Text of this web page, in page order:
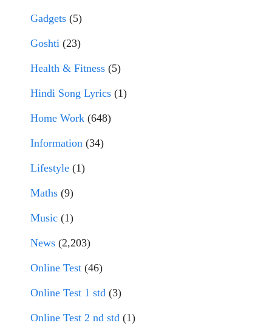
Gadgets (5)
Goshti (23)
Health & Fitness (5)
Hindi Song Lyrics (1)
Home Work (648)
Information (34)
Lifestyle (1)
Maths (9)
Music (1)
News (2,203)
Online Test (46)
Online Test 1 std (3)
Online Test 2 nd std (1)